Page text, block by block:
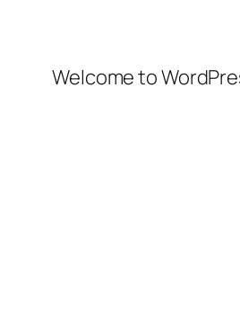
Welcome to